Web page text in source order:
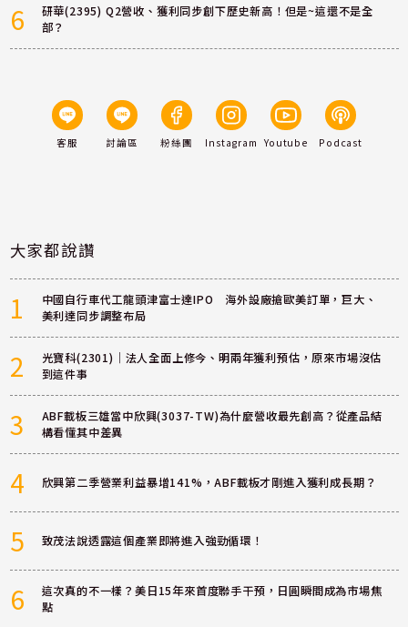
6
研華(2395) Q2營收、獲利同步創下歷史新高！但是~這還不是全
部？
客服 討論區 粉絲團 Instagram Youtube Podcast
大家都說讚
1
中國自行車代工龍頭津富士達IPO 海外設廠搶歐美訂單，巨大、
美利達同步調整布局
2
光寶科(2301)｜法人全面上修今、明兩年獲利預估，原來市場沒估
到這件事
3
ABF載板三雄當中欣興(3037-TW)為什麼營收最先創高？從產品結
構看懂其中差異
4 欣興第二季營業利益暴增141%，ABF載板才剛進入獲利成長期？
5 致茂法說透露這個產業即將進入強勁循環！
6
這次真的不一樣？美日15年來首度聯手干預，日圓瞬間成為市場焦
點